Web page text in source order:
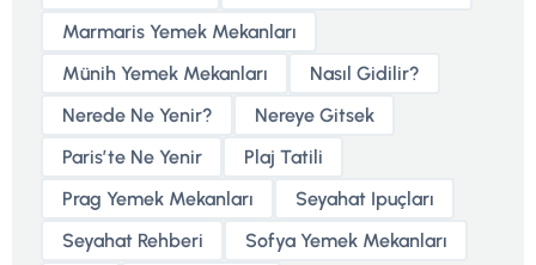
Marmaris Yemek Mekanları
Münih Yemek Mekanları
Nasıl Gidilir?
Nerede Ne Yenir?
Nereye Gitsek
Parisʼte Ne Yenir
Plaj Tatili
Prag Yemek Mekanları
Seyahat Ipuçları
Seyahat Rehberi
Sofya Yemek Mekanları